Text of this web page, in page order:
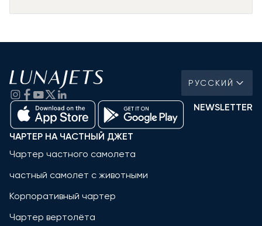
РУССКИЙ
NEWSLETTER
ЧАРТЕР НА ЧАСТНЫЙ ДЖЕТ
Чартер частного самолета
частный самолет с животными
Корпоративный чартер
Чартер вертолёта